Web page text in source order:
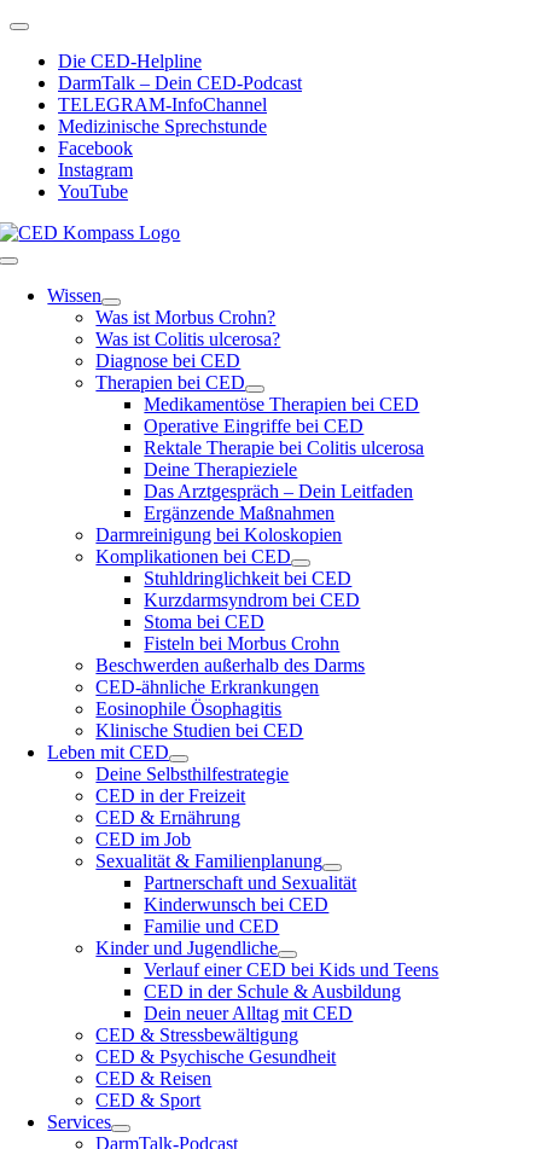
Zum
springen
Toggle
NavigationDie CED-Helpline
DarmTalk – Dein CED-Podcast
TELEGRAM-InfoChannel
Medizinische Sprechstunde
Facebook
Instagram
YouTube
Toggle
NavigationWissen
Was ist Morbus Crohn?
Was ist Colitis ulcerosa?
Diagnose bei CED
Therapien bei CED
Medikamentöse Therapien bei CED
Operative Eingriffe bei CED
Rektale Therapie bei Colitis ulcerosa
Deine Therapieziele
Das Arztgespräch – Dein Leitfaden
Ergänzende Maßnahmen
Darmreinigung bei Koloskopien
Komplikationen bei CED
Stuhldringlichkeit bei CED
Kurzdarmsyndrom bei CED
Stoma bei CED
Fisteln bei Morbus Crohn
Beschwerden außerhalb des Darms
CED-ähnliche Erkrankungen
Eosinophile Ösophagitis
Klinische Studien bei CED
Leben mit CED
Deine Selbsthilfestrategie
CED in der Freizeit
CED & Ernährung
CED im Job
Sexualität & Familienplanung
Partnerschaft und Sexualität
Kinderwunsch bei CED
Familie und CED
Kinder und Jugendliche
Verlauf einer CED bei Kids und Teens
CED in der Schule & Ausbildung
Dein neuer Alltag mit CED
CED & Stressbewältigung
CED & Psychische Gesundheit
CED & Reisen
CED & Sport
Services
DarmTalk-Podcast